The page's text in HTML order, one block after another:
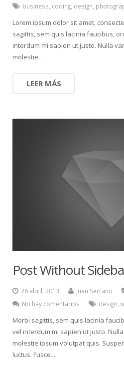
business coding design
Lorem ipsum dolor sit amet,
sagittis, sem quis lacinia faucibus,
interdum mi sapien ut justo. Nulla
molestie…
LEER MÁS
Post Without
26 abril, 2013 Juan Serrano
No hay comentarios
design,
Morbi sagittis, sem quis lacinia
vel interdum mi sapien ut justo.
molestie ipsum volutpat quis.
luctus. Fusce...